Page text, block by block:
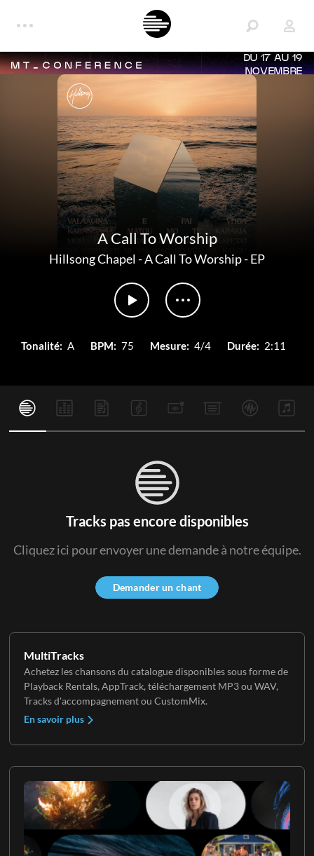
DU 17 AU 19
NOVEMBRE
A Call To Worship
Hillsong Chapel-A Call To Worship - EP
Tonalité: A BPM: 75 Mesure: 4/4 Durée: 2:11
MultiTracks
Achetez les chansons du catalogue disponibles sous forme de
Playback Rentals, AppTrack, téléchargement MP3 ou WAV,
Tracks d'accompagnement ou CustomMix.
En savoir plus
Tracks pas encore disponibles
Cliquez ici pour envoyer une demande à notre équipe.
Demander un chant